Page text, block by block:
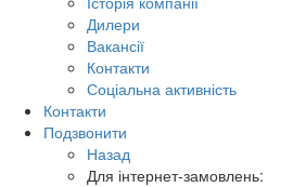
Дилери
Вакансії
Контакти
Соціальна активність
Контакти
Подзвонити
Назад
Для інтернет-замовлень: